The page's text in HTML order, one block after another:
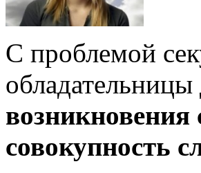
С проблемой
возникновения
совокупность